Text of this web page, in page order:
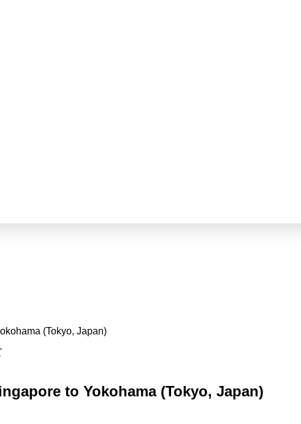
(Tokyo, Japan)
to Yokohama (Tokyo, Japan)